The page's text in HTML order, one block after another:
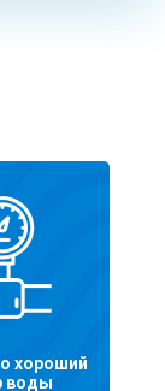
хороший
воды